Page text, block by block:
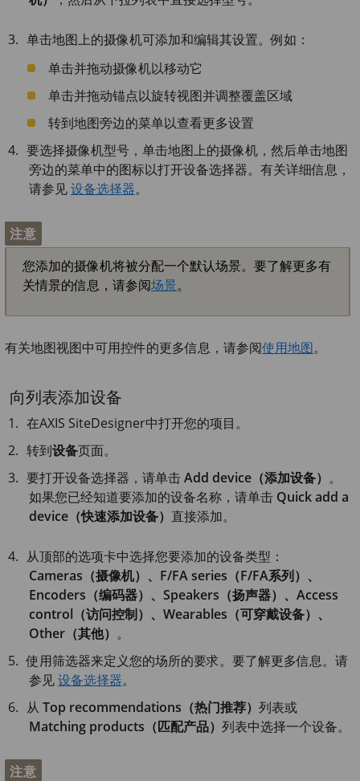
单击地图上的摄像机可添加和编辑其设置。例如：
单击并拖动摄像机以移动它
单击并拖动锚点以旋转视图并调整覆盖区域
转到地图旁边的菜单以查看更多设置
要选择摄像机型号，单击地图上的摄像机，然后单击地图
旁边的菜单中的图标以打开设备选择器。有关详细信息，
请参见设备选择器。
注意
您添加的摄像机将被分配一个默认场景。要了解更多有
关情景的信息，请参阅场景。
有关地图视图中可用控件的更多信息，请参阅使用地图。
向列表添加设备
在AXIS SiteDesigner中打开您的项目。
转到设备页面。
要打开设备选择器，请单击Add device（添加设备） 。
如果您已经知道要添加的设备名称，请单击 Quick add a
device（快速添加设备） 直接添加。
从顶部的选项卡中选择您要添加的设备类型：
Cameras（摄像机）、F/FA series（F/FA系列）、
Encoders（编码器）、Speakers（扬声器）、Access
control（访问控制）、Wearables（可穿戴设备）、
Other（其他） 。
使用筛选器来定义您的场所的要求。要了解更多信息。请
参见设备选择器。
从Top recommendations（热门推荐）列表或
Matching products（匹配产品） 列表中选择一个设备。
注意